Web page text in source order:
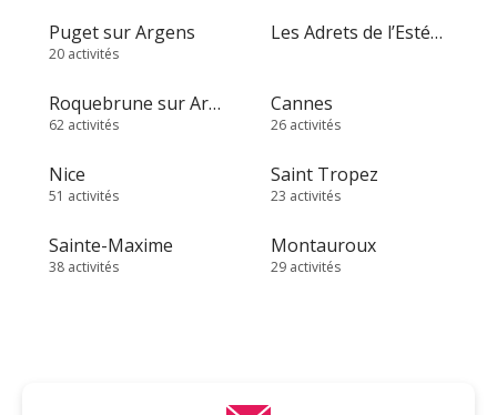
Puget sur Argens
20 activités
Les Adrets de l’Estérel
Roquebrune sur Argens
62 activités
Cannes
26 activités
Nice
51 activités
Saint Tropez
23 activités
Sainte-Maxime
38 activités
Montauroux
29 activités